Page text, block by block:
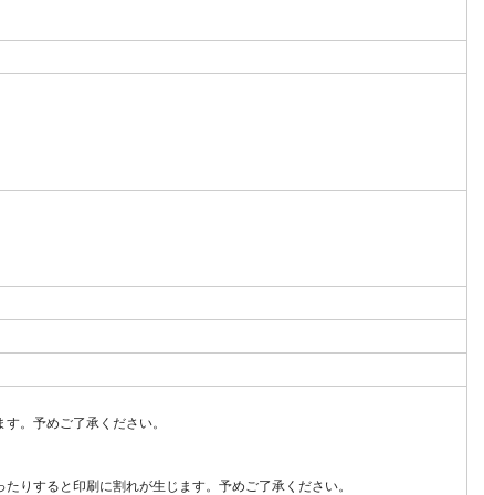
。予めご了承ください。
りすると印刷に割れが生じます。予めご了承ください。